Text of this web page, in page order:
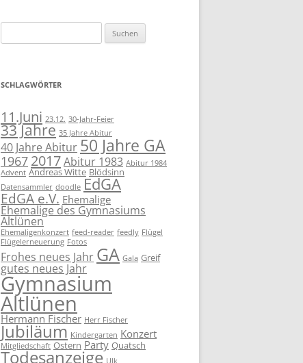
nach:
SCHLAGWÖRTER
11.Juni 23.12. 30-Jahr-Feier
33 Jahre 35 Jahre Abitur
40 Jahre Abitur 50 Jahre GA
1967 2017Abitur 1983 Abitur 1984
Advent Andreas Witte Blödsinn
Datensammler doodle EdGA
EdGA e.V. Ehemalige
Ehemalige des Gymnasiums
Altlünen
Ehemaligenkonzert feed-reader feedly Flügel
Flügelerneuerung Fotos
Frohes neues Jahr GA Gala Greif
gutes neues Jahr
Gymnasium
Altlünen
Hermann Fischer Herr Fischer
Jubiläum Kindergarten Konzert
Mitgliedschaft Ostern Party Quatsch
Todesanzeige Ulk